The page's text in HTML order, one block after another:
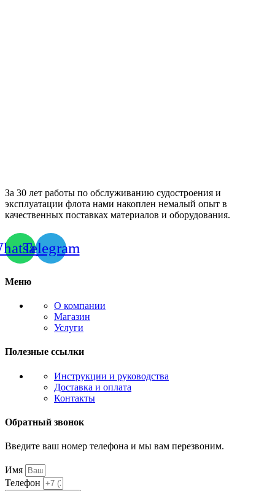
За 30 лет работы по обслуживанию судостроения и
эксплуатации флота нами накоплен немалый опыт в
качественных поставках материалов и оборудования.
Telegram
Меню
О компании
Магазин
Услуги
Полезные ссылки
Инструкции и руководства
Доставка и оплата
Контакты
Обратный звонок
Введите ваш номер телефона и мы вам перезвоним.
Имя
Телефон